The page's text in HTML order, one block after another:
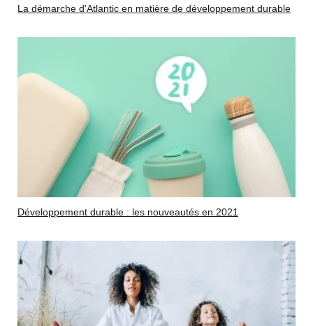
La démarche d’Atlantic en matière de développement durable
Développement durable : les nouveautés en 2021